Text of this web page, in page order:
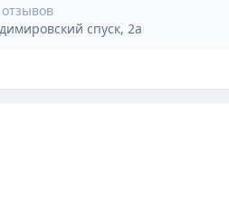
спуск, 2а